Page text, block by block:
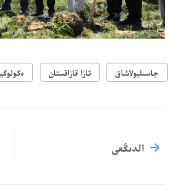
جاسىلبولاشاق تازا قازاقستان
الدىڭعى